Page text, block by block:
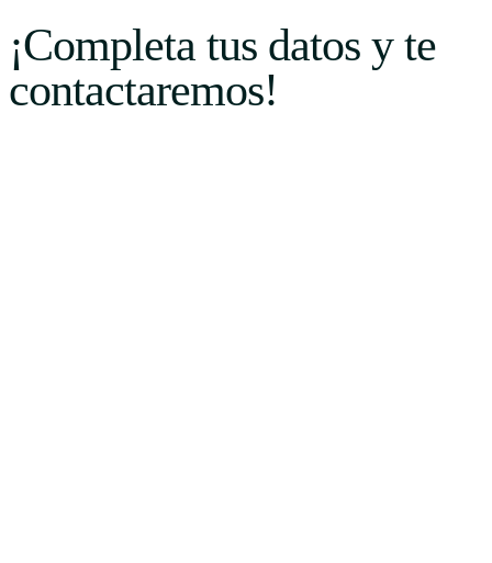
¡Completa tus datos y te
contactaremos!